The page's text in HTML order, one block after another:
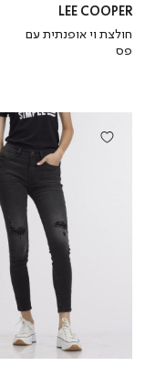
LEE COOPER
חולצת וי אופנתית עם
פס